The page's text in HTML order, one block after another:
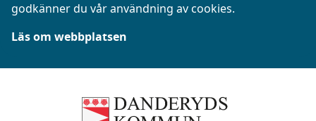
godkänner du vår användning av cookies.
Läs om webbplatsen